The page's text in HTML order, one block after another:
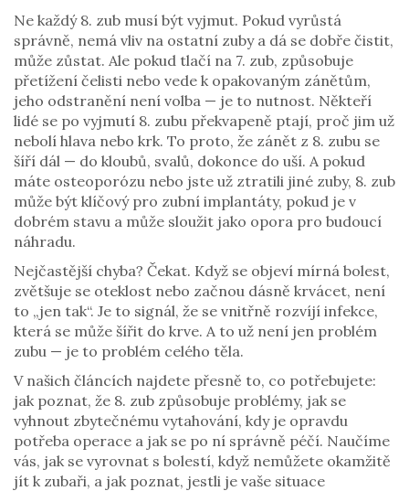
Ne každý 8. zub musí být vyjmut. Pokud vyrůstá
správně, nemá vliv na ostatní zuby a dá se dobře čistit,
může zůstat. Ale pokud tlačí na 7. zub, způsobuje
přetížení čelisti nebo vede k opakovaným zánětům,
jeho odstranění není volba — je to nutnost. Někteří
lidé se po vyjmutí 8. zubu překvapeně ptají, proč jim už
nebolí hlava nebo krk. To proto, že zánět z 8. zubu se
šíří dál — do kloubů, svalů, dokonce do uší. A pokud
máte osteoporózu nebo jste už ztratili jiné zuby, 8. zub
může být klíčový pro zubní implantáty, pokud je v
dobrém stavu a může sloužit jako opora pro budoucí
náhradu.
Nejčastější chyba? Čekat. Když se objeví mírná bolest,
zvětšuje se oteklost nebo začnou dásně krvácet, není
to „jen tak“. Je to signál, že se vnitřně rozvíjí infekce,
která se může šířit do krve. A to už není jen problém
zubu — je to problém celého těla.
V našich článcích najdete přesně to, co potřebujete:
jak poznat, že 8. zub způsobuje problémy, jak se
vyhnout zbytečnému vytahování, kdy je opravdu
potřeba operace a jak se po ní správně péčí. Naučíme
vás, jak se vyrovnat s bolestí, když nemůžete okamžitě
jít k zubaři, a jak poznat, jestli je vaše situace